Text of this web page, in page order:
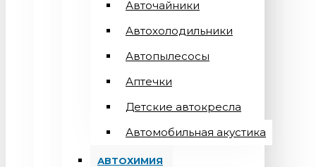
Авточайники
Автохолодильники
Автопылесосы
Аптечки
Детские автокресла
Автомобильная акустика
АВТОХИМИЯ